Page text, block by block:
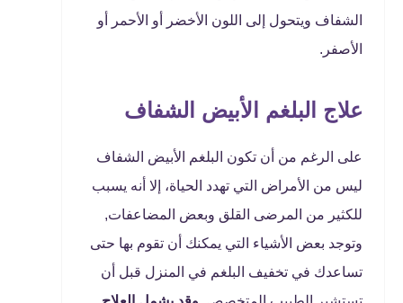
الشفاف ويتحول إلى اللون الأخضر أو الأحمر أو
الأصفر.
علاج البلغم الأبيض الشفاف
على الرغم من أن تكون البلغم الأبيض الشفاف
ليس من الأمراض التي تهدد الحياة، إلا أنه يسبب
للكثير من المرضى القلق وبعض المضاعفات,
وتوجد بعض الأشياء التي يمكنك أن تقوم بها حتى
تساعدك في تخفيف البلغم في المنزل قبل أن